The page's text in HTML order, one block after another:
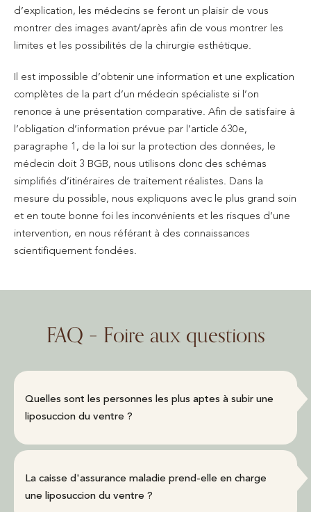
d’explication, les médecins se feront un plaisir de vous
montrer des images avant/après afin de vous montrer les
limites et les possibilités de la chirurgie esthétique.
Il est impossible d’obtenir une information et une explication
complètes de la part d’un médecin spécialiste si l’on
renonce à une présentation comparative. Afin de satisfaire à
l’obligation d’information prévue par l’article 630e,
paragraphe 1, de la loi sur la protection des données, le
médecin doit 3 BGB, nous utilisons donc des schémas
simplifiés d’itinéraires de traitement réalistes. Dans la
mesure du possible, nous expliquons avec le plus grand soin
et en toute bonne foi les inconvénients et les risques d’une
intervention, en nous référant à des connaissances
scientifiquement fondées.
FAQ – Foire aux questions
Quelles sont les personnes les plus aptes à subir une
liposuccion du ventre ?
La caisse d'assurance maladie prend-elle en charge
une liposuccion du ventre ?